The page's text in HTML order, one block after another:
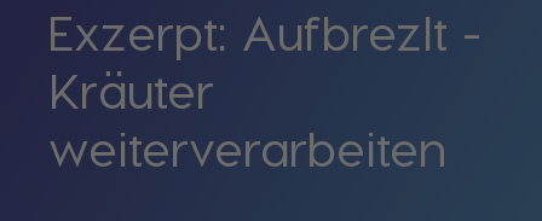
Exzerpt: Aufbrezlt -
Kräuter
weiterverarbeiten